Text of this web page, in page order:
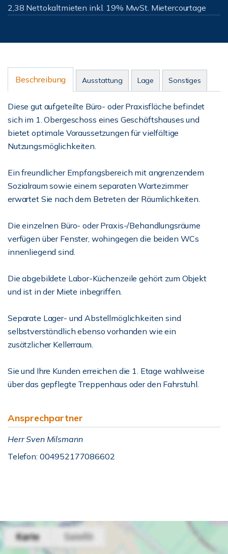
2,38 Nettokaltmieten inkl. 19% MwSt. Mietercourtage
Beschreibung Ausstattung Lage Sonstiges
Diese gut aufgeteilte Büro- oder Praxisfläche befindet
sich im 1. Obergeschoss eines Geschäftshauses und
bietet optimale Voraussetzungen für vielfältige
Nutzungsmöglichkeiten.
Ein freundlicher Empfangsbereich mit angrenzendem
Sozialraum sowie einem separaten Wartezimmer
erwartet Sie nach dem Betreten der Räumlichkeiten.
Die einzelnen Büro- oder Praxis-/Behandlungsräume
verfügen über Fenster, wohingegen die beiden WCs
innenliegend sind.
Die abgebildete Labor-Küchenzeile gehört zum Objekt
und ist in der Miete inbegriffen.
Separate Lager- und Abstellmöglichkeiten sind
selbstverständlich ebenso vorhanden wie ein
zusätzlicher Kellerraum.
Sie und Ihre Kunden erreichen die 1. Etage wahlweise
über das gepflegte Treppenhaus oder den Fahrstuhl.
Ansprechpartner
Herr Sven Milsmann
Telefon: 004952177086602